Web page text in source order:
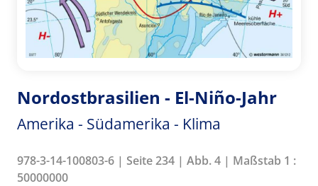
Nordostbrasilien - El-Niño-Jahr
Amerika - Südamerika - Klima
978-3-14-100803-6 | Seite 234 | Abb. 4 | Maßstab 1 :
50000000